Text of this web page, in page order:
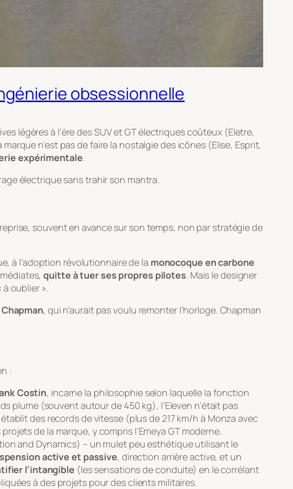
obsessionnelle
légères à l’ère des SUV et GT électriques coûteux (Eletre,
n’est pas de faire la nostalgie des icônes (Elise, Esprit,
expérimentale.
électrique sans trahir son mantra.
souvent en avance sur son temps, non par stratégie de
à l’adoption révolutionnaire de la monocoque en carbone
quitte à tuer ses propres pilotes. Mais le designer
oublier ».
, qui n’aurait pas voulu remonter l’horloge. Chapman
:
Costin, incarne la philosophie selon laquelle la fonction
plume (souvent autour de 450 kg), l’Eleven n’était pas
établit des records de vitesse (plus de 217 km/h à Monza avec
de la marque, y compris l’Emeya GT moderne.
and Dynamics) – un mulet peu esthétique utilisant le
active et passive, direction arrière active, et un
l’intangible (les sensations de conduite) en le corrélant
à des projets pour des clients militaires.